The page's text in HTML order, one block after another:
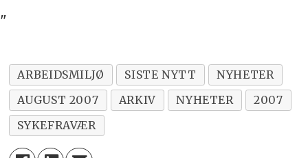
"
ARBEIDSMILJØ SISTE NYTT
NYHETER
AUGUST 2007
ARKIV NYHETER
2007
SYKEFRAVÆR